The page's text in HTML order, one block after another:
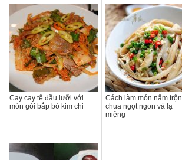
Cay cay tê đầu lưỡi với
món gỏi bắp bò kim chi
Cách làm món nấm trộn
chua ngọt ngon và lạ
miệng